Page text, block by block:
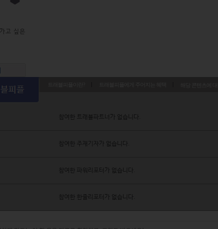
고 싶은
참여한 트래블파트너가 없습니다.
참여한 주재기자가 없습니다.
참여한 파워리포터가 없습니다.
참여한 한줄리포터가 없습니다.